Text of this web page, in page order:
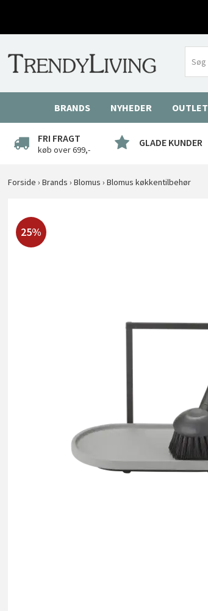
BRANDS NYHEDER OUTLET
FRI FRAGT
køb over 699,-
GLADE KUNDER
Forside ›Brands ›Blomus ›Blomus køkkentilbehør
25%